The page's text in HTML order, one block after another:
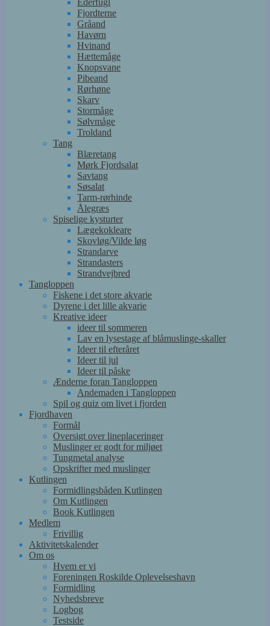
Ederfugl
Fjordterne
Gråand
Havørn
Hvinand
Hættemåge
Knopsvane
Pibeand
Rørhøne
Skarv
Stormåge
Sølvmåge
Troldand
Tang
Blæretang
Mørk Fjordsalat
Savtang
Søsalat
Tarm-rørhinde
Ålegræs
Spiselige kysturter
Lægekokleare
Skovløg/Vilde løg
Strandarve
Strandasters
Strandvejbred
Tangloppen
Fiskene i det store akvarie
Dyrene i det lille akvarie
Kreative ideer
ideer til sommeren
Lav en lysestage af blåmuslinge-skaller
Ideer til efteråret
Ideer til jul
Ideer til påske
Ænderne foran Tangloppen
Andemaden i Tangloppen
Spil og quiz om livet i fjorden
Fjordhaven
Formål
Oversigt over lineplaceringer
Muslinger er godt for miljøet
Tungmetal analyse
Opskrifter med muslinger
Kutlingen
Formidlingsbåden Kutlingen
Om Kutlingen
Book Kutlingen
Medlem
Frivillig
Aktivitetskalender
Om os
Hvem er vi
Foreningen Roskilde Oplevelseshavn
Formidling
Nyhedsbreve
Logbog
Testside